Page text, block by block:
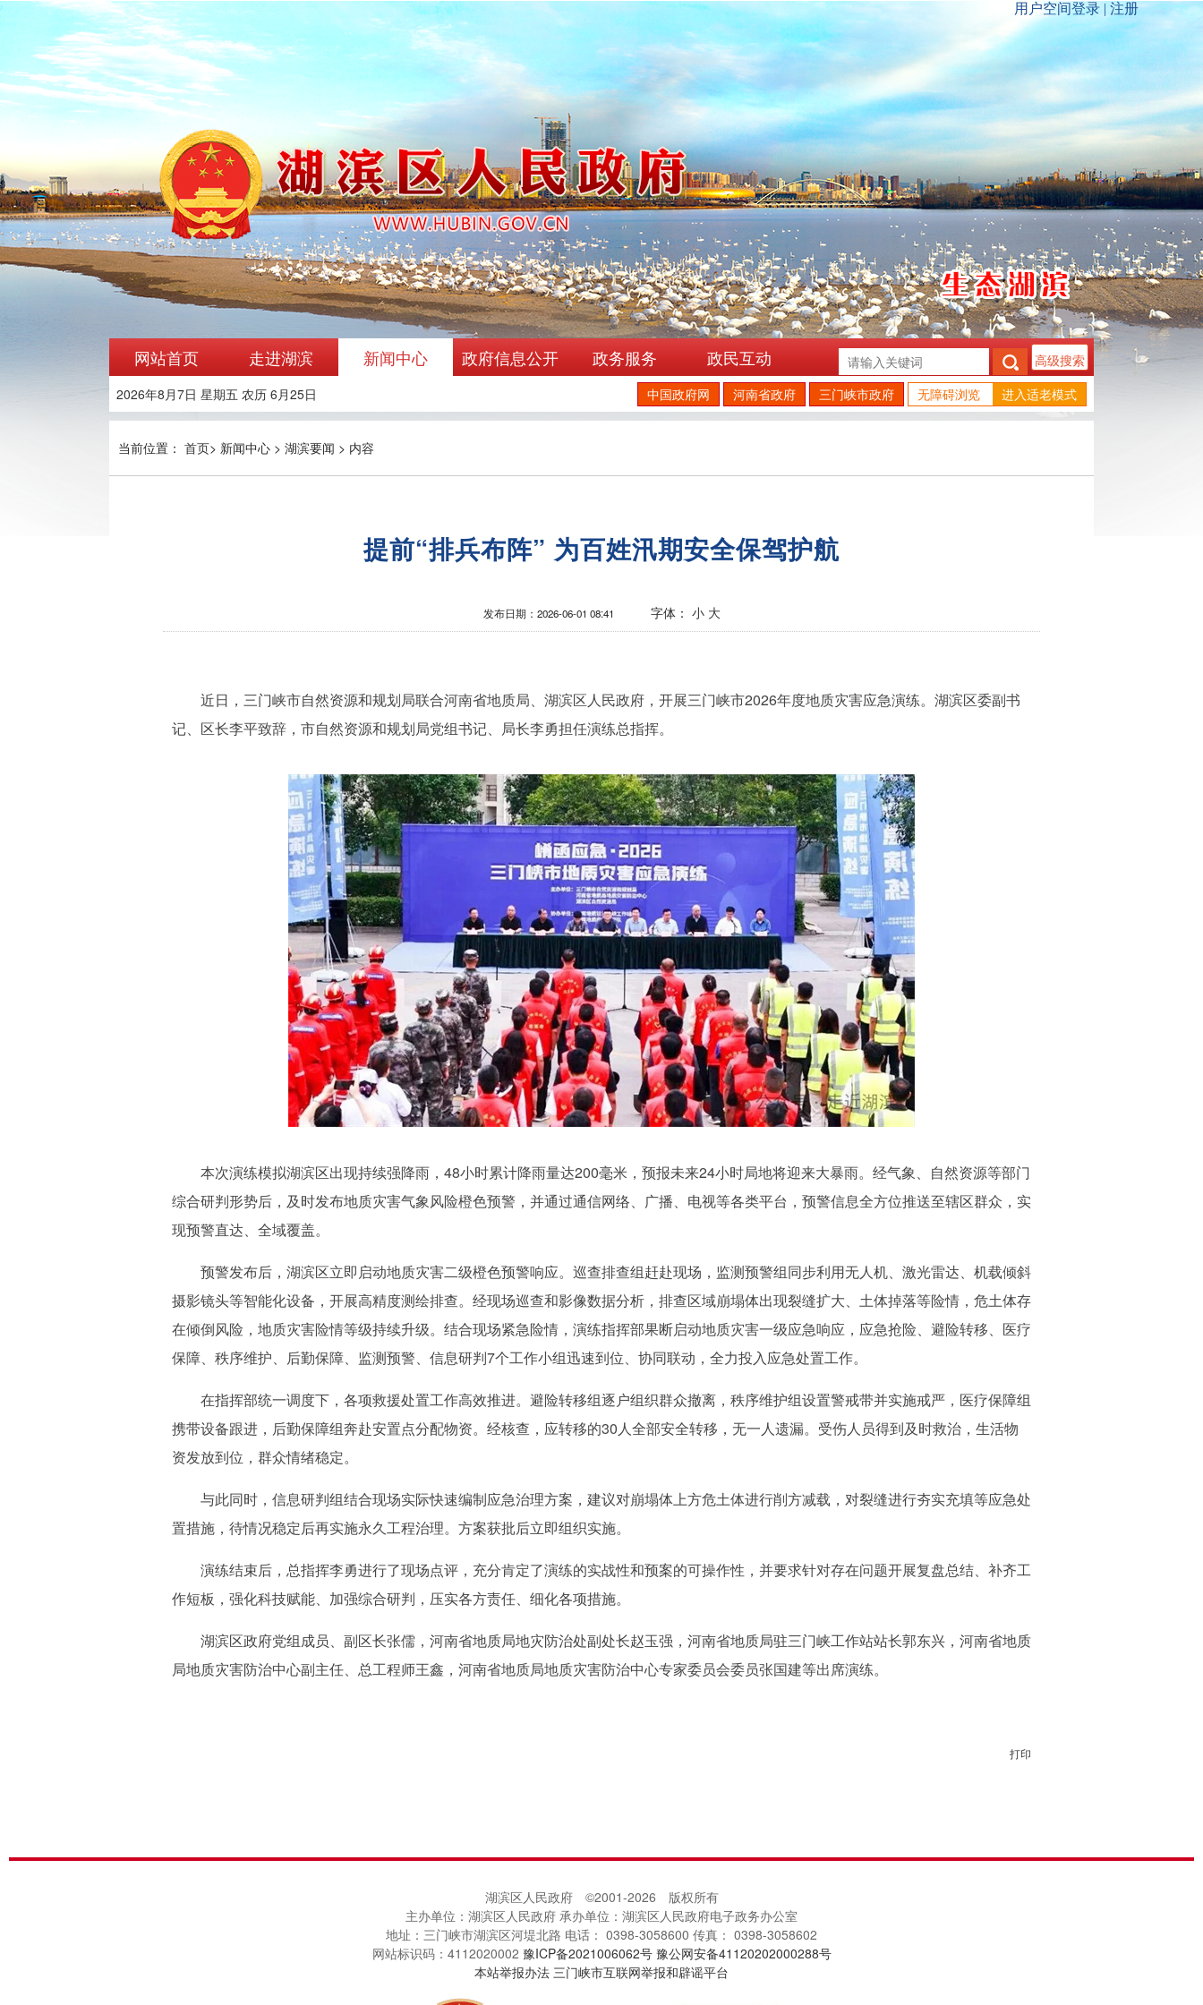
网站首页 走进湖滨 新闻中心 政府信息公开 政务服务 政民互动
高级搜索
2026年8月7日 星期五 农历 6月25日
中国政府网 河南省政府 三门峡市政府 无障碍浏览 进入适老模式
当前位置： 首页> 新闻中心 > 湖滨要闻 > 内容
提前“排兵布阵” 为百姓汛期安全保驾护航
发布日期： 2026-06-01 08:41 字体： 小 大
近日，三门峡市自然资源和规划局联合河南省地质局、湖滨区人民政府，开展三门峡市2026年度地质灾害应急演练。湖滨区委副书
记、区长李平致辞，市自然资源和规划局党组书记、局长李勇担任演练总指挥。
本次演练模拟湖滨区出现持续强降雨，48小时累计降雨量达200毫米，预报未来24小时局地将迎来大暴雨。经气象、自然资源等部门
综合研判形势后，及时发布地质灾害气象风险橙色预警，并通过通信网络、广播、电视等各类平台，预警信息全方位推送至辖区群众，实
现预警直达、全域覆盖。
预警发布后，湖滨区立即启动地质灾害二级橙色预警响应。巡查排查组赶赴现场，监测预警组同步利用无人机、激光雷达、机载倾斜
摄影镜头等智能化设备，开展高精度测绘排查。经现场巡查和影像数据分析，排查区域崩塌体出现裂缝扩大、土体掉落等险情，危土体存
在倾倒风险，地质灾害险情等级持续升级。结合现场紧急险情，演练指挥部果断启动地质灾害一级应急响应，应急抢险、避险转移、医疗
保障、秩序维护、后勤保障、监测预警、信息研判7个工作小组迅速到位、协同联动，全力投入应急处置工作。
在指挥部统一调度下，各项救援处置工作高效推进。避险转移组逐户组织群众撤离，秩序维护组设置警戒带并实施戒严，医疗保障组
携带设备跟进，后勤保障组奔赴安置点分配物资。经核查，应转移的30人全部安全转移，无一人遗漏。受伤人员得到及时救治，生活物
资发放到位，群众情绪稳定。
与此同时，信息研判组结合现场实际快速编制应急治理方案，建议对崩塌体上方危土体进行削方减载，对裂缝进行夯实充填等应急处
置措施，待情况稳定后再实施永久工程治理。方案获批后立即组织实施。
演练结束后，总指挥李勇进行了现场点评，充分肯定了演练的实战性和预案的可操作性，并要求针对存在问题开展复盘总结、补齐工
作短板，强化科技赋能、加强综合研判，压实各方责任、细化各项措施。
湖滨区政府党组成员、副区长张儒，河南省地质局地灾防治处副处长赵玉强，河南省地质局驻三门峡工作站站长郭东兴，河南省地质
局地质灾害防治中心副主任、总工程师王鑫，河南省地质局地质灾害防治中心专家委员会委员张国建等出席演练。
打印
湖滨区人民政府 ©2001-2026 版权所有
主办单位：湖滨区人民政府 承办单位：湖滨区人民政府电子政务办公室
地址：三门峡市湖滨区河堤北路 电话： 0398-3058600 传真： 0398-3058602
网站标识码：4112020002 豫ICP备2021006062号 豫公网安备41120202000288号
本站举报办法 三门峡市互联网举报和辟谣平台